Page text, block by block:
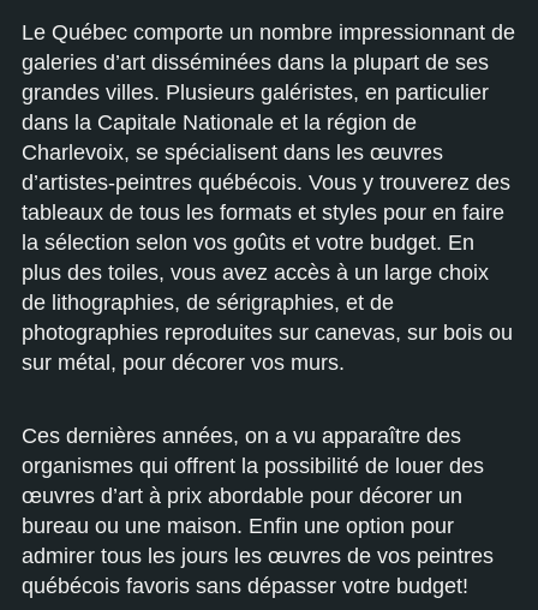
Le Québec comporte un nombre impressionnant de
galeries d’art disséminées dans la plupart de ses
grandes villes. Plusieurs galéristes, en particulier
dans la Capitale Nationale et la région de
Charlevoix, se spécialisent dans les œuvres
d’artistes-peintres québécois. Vous y trouverez des
tableaux de tous les formats et styles pour en faire
la sélection selon vos goûts et votre budget. En
plus des toiles, vous avez accès à un large choix
de lithographies, de sérigraphies, et de
photographies reproduites sur canevas, sur bois ou
sur métal, pour décorer vos murs.
Ces dernières années, on a vu apparaître des
organismes qui offrent la possibilité de louer des
œuvres d’art à prix abordable pour décorer un
bureau ou une maison. Enfin une option pour
admirer tous les jours les œuvres de vos peintres
québécois favoris sans dépasser votre budget!